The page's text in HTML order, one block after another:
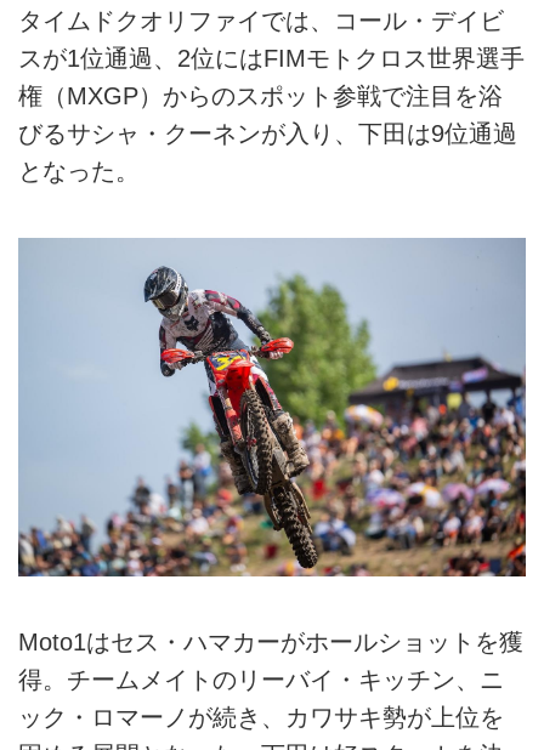
タイムドクオリファイでは、コール・デイビ
スが1位通過、2位にはFIMモトクロス世界選手
権（MXGP）からのスポット参戦で注目を浴
びるサシャ・クーネンが入り、下田は9位通過
となった。
Moto1はセス・ハマカーがホールショットを獲
得。チームメイトのリーバイ・キッチン、ニ
ック・ロマーノが続き、カワサキ勢が上位を